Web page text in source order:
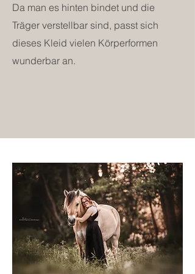
Da man es hinten bindet und die
Träger verstellbar sind, passt sich
dieses Kleid vielen Körperformen
wunderbar an.